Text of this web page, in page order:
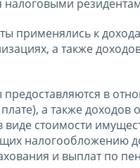
применялись к
а также
в
а также доходов
стоимости
налогообложению
и выплат по